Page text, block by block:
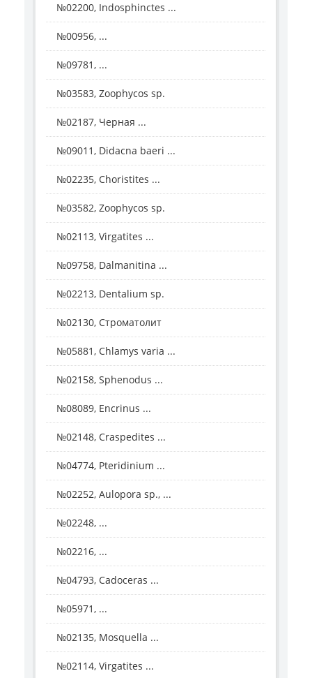
№02200, Indosphinctes ...
№00956, ...
№09781, ...
№03583, Zoophycos sp.
№02187, Черная ...
№09011, Didacna baeri ...
№02235, Choristites ...
№03582, Zoophycos sp.
№02113, Virgatites ...
№09758, Dalmanitina ...
№02213, Dentalium sp.
№02130, Строматолит
№05881, Chlamys varia ...
№02158, Sphenodus ...
№08089, Encrinus ...
№02148, Craspedites ...
№04774, Pteridinium ...
№02252, Aulopora sp., ...
№02248, ...
№02216, ...
№04793, Cadoceras ...
№05971, ...
№02135, Mosquella ...
№02114, Virgatites ...